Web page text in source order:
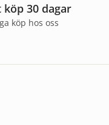
köp 30 dagar
köp hos oss